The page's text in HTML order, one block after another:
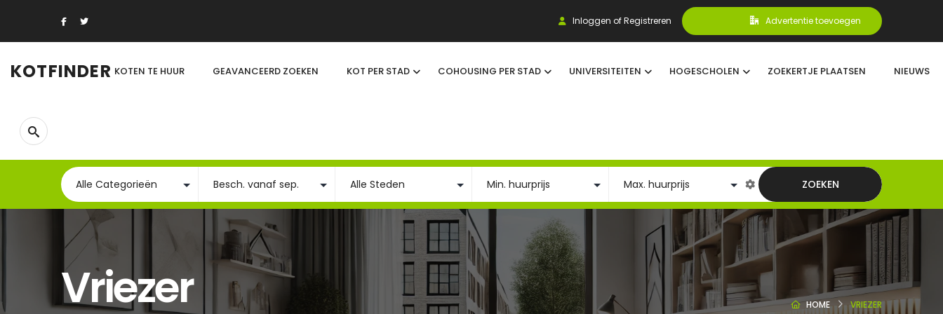
Inloggen of Registreren Advertentie toevoegen
KOTFINDER KOTEN TE HUUR GEAVANCEERD ZOEKEN KOT PER STAD COHOUSING PER STAD UNIVERSITEITEN HOGESCHOLEN ZOEKERTJE PLAATSEN NIEUWS
ZOEKEN
Vriezer HOME VRIEZER